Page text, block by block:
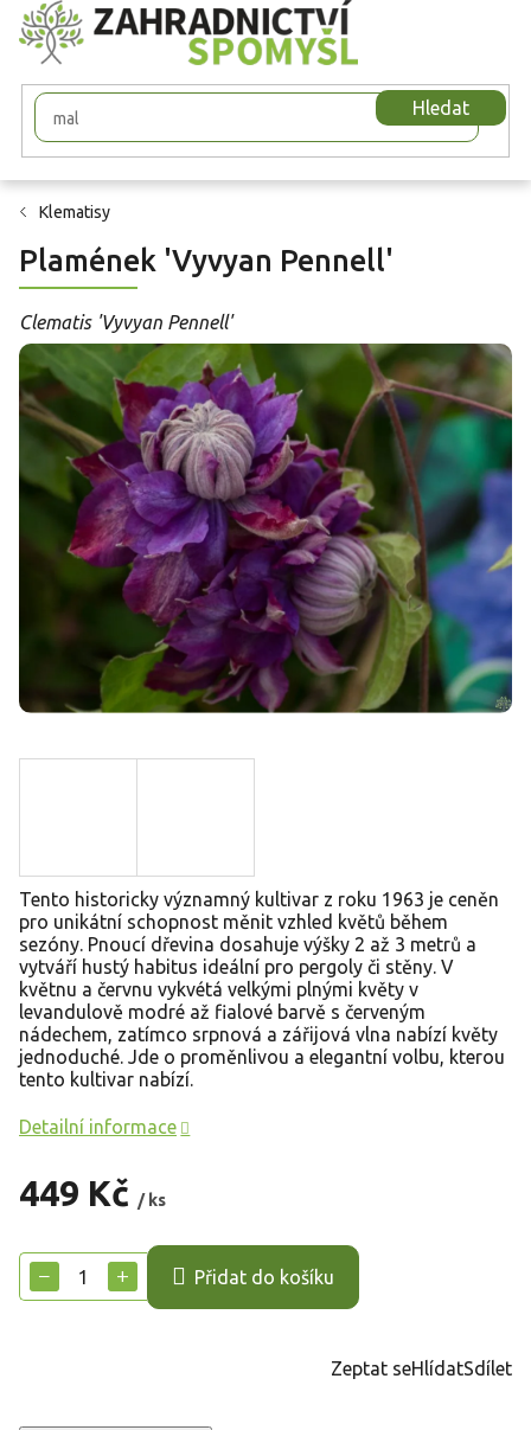
Přejít
na
obsah
Hledat
Klematisy
Plamének 'Vyvyan Pennell'
Clematis 'Vyvyan Pennell'
449 Kč / ks
cena:
+
− Přidat do košíku
Tento historicky významný kultivar z roku 1963 je ceněn
pro unikátní schopnost měnit vzhled květů během
sezóny. Pnoucí dřevina dosahuje výšky 2 až 3 metrů a
vytváří hustý habitus ideální pro pergoly či stěny. V
květnu a červnu vykvétá velkými plnými květy v
levandulově modré až fialové barvě s červeným
nádechem, zatímco srpnová a zářijová vlna nabízí květy
jednoduché. Jde o proměnlivou a elegantní volbu, kterou
tento kultivar nabízí.
Detailní informace
Zeptat seHlídatSdílet